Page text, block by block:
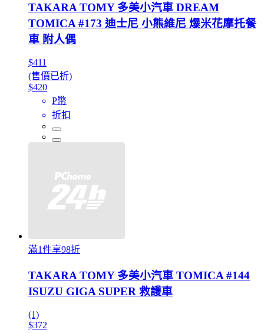
TAKARA TOMY 多美小汽車 DREAM
TOMICA #173 迪士尼 小熊維尼 爆米花摩托餐
車 附人偶
$411
(售價已折)
$420
P幣
折扣
滿1件享98折
TAKARA TOMY 多美小汽車 TOMICA #144
ISUZU GIGA SUPER 救護車
(1)
$372